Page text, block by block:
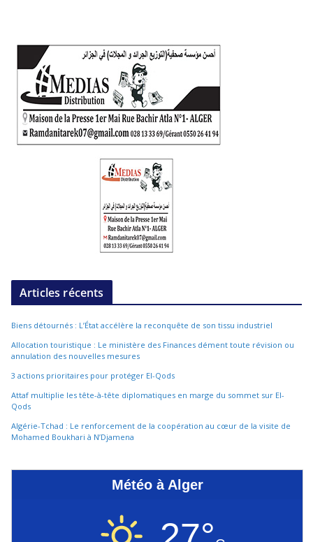
Articles récents
Biens détournés : L’État accélère la reconquête de son tissu industriel
Allocation touristique : Le ministère des Finances dément toute révision ou
annulation des nouvelles mesures
3 actions prioritaires pour protéger El-Qods
Attaf multiplie les tête-à-tête diplomatiques en marge du sommet sur El-
Qods
Algérie-Tchad : Le renforcement de la coopération au cœur de la visite de
Mohamed Boukhari à N’Djamena
Météo à Alger